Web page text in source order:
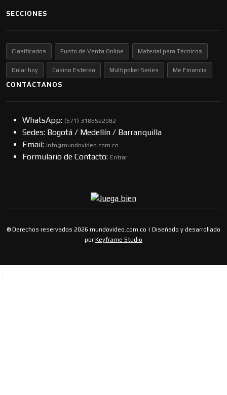
SECCIONES
Clasificados Punto de Venta Online Material para Técnicos
Dolar hoy Casino Estereo Multipoker Series Me Financia
CONTÁCTANOS
WhatsApp: (57​​1) 3185522982
Sedes: Bogotá / Medellín / Barranquilla
Email: info@mundovideo.com.co
Formulario de Contacto: Entrar
© Derechos reservados 2026 mundovideo.com.co | Diseñado y desarrollado
por Keyframe Studio